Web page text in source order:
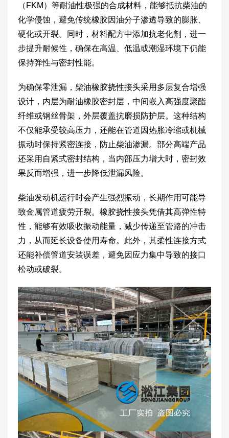
（FKM）等耐油性极强的合成材料，能够抵抗柴油的
化学侵蚀，避免传统橡胶因油分子渗透导致的膨胀、
硬化或开裂。同时，材料配方中添加抗老化剂，进一
步提升耐候性，确保在高温、低温或潮湿环境下仍能
保持弹性与密封性能。
为确保零泄漏，柴油橡胶挠性接头采用多层复合增强
设计，内层为耐油橡胶密封层，中间嵌入高强度聚酯
纤维或钢丝骨架，外层覆盖抗磨损防护层。这种结构
不仅能承受较高压力，还能在管道因热胀冷缩或机械
振动时保持紧密连接，防止柴油渗漏。部分高端产品
还采用自紧式密封结构，当内部压力增大时，密封效
果反而增强，进一步降低泄漏风险。
柴油发动机运行时会产生强烈振动，长期作用可能导
致金属管道疲劳开裂。橡胶挠性接头凭借其高弹性特
性，能够有效吸收振动能量，减少传递至管路的冲击
力，从而延长设备使用寿命。此外，其柔性连接方式
还能补偿管道安装误差，避免因应力集中导致的接口
松动或破裂。